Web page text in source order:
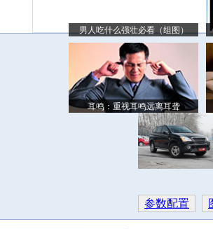
男人吃什么强壮必看（组图）
耳鸣：重视耳鸣远离耳聋
参数配置